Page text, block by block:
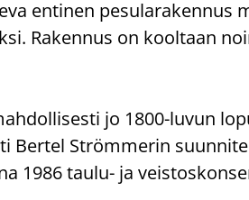
en­ti­nen pe­su­la­ra­ken­nus
Ra­ken­nus on kool­taan
jo 1800-​luvun
Ber­tel Ström­me­rin
1986 taulu-​ ja